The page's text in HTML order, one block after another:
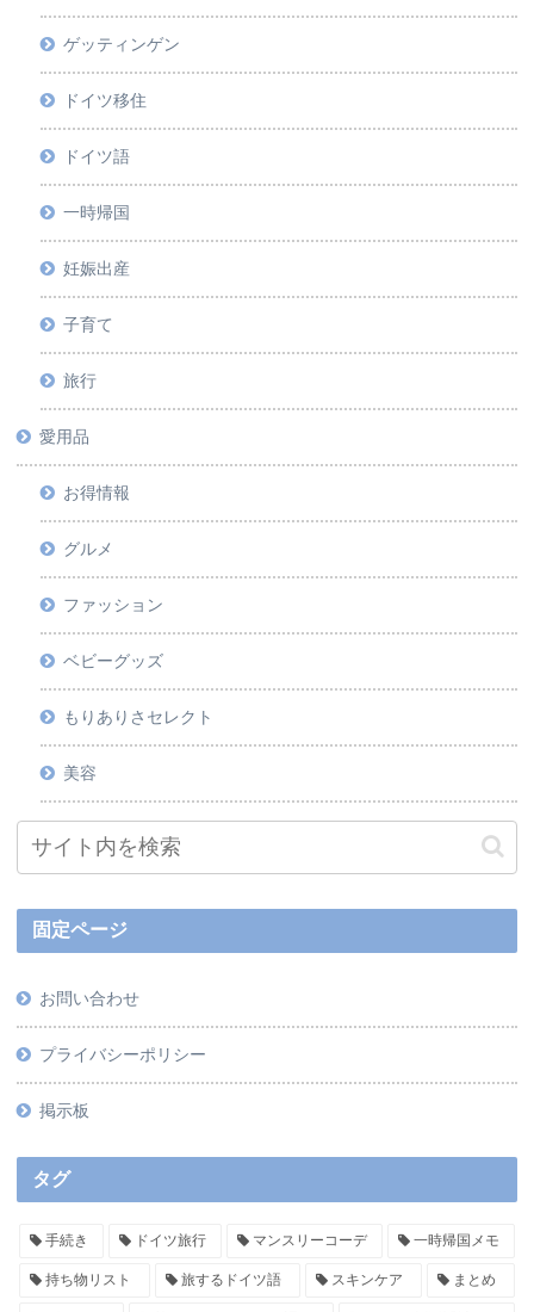
ゲッティンゲン
ドイツ移住
ドイツ語
一時帰国
妊娠出産
子育て
旅行
愛用品
お得情報
グルメ
ファッション
ベビーグッズ
もりありさセレクト
美容
固定ページ
お問い合わせ
プライバシーポリシー
掲示板
タグ
手続き ドイツ旅行 マンスリーコーデ 一時帰国メモ
持ち物リスト 旅するドイツ語 スキンケア まとめ